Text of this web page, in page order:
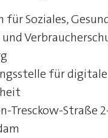
Soziales,
für digitale
Tresckow-Straße